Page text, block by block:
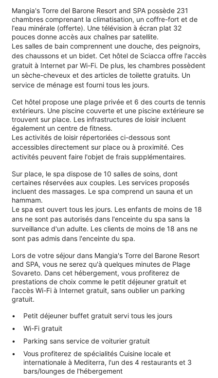
Mangia's Torre del Barone Resort and SPA possède 231
chambres comprenant la climatisation, un coffre-fort et de
l'eau minérale (offerte). Une télévision à écran plat 32
pouces donne accès aux chaînes par satellite.
Les salles de bain comprennent une douche, des peignoirs,
des chaussons et un bidet. Cet hôtel de Sciacca offre l'accès
gratuit à Internet par Wi-Fi. De plus, les chambres possèdent
un sèche-cheveux et des articles de toilette gratuits. Un
service de ménage est fourni tous les jours.
Cet hôtel propose une plage privée et 6 des courts de tennis
extérieurs. Une piscine couverte et une piscine extérieure se
trouvent sur place. Les infrastructures de loisir incluent
également un centre de fitness.
Les activités de loisir répertoriées ci-dessous sont
accessibles directement sur place ou à proximité. Ces
activités peuvent faire l'objet de frais supplémentaires.
Sur place, le spa dispose de 10 salles de soins, dont
certaines réservées aux couples. Les services proposés
incluent des massages. Le spa comprend un sauna et un
hammam.
Le spa est ouvert tous les jours. Les enfants de moins de 18
ans ne sont pas autorisés dans l'enceinte du spa sans la
surveillance d'un adulte. Les clients de moins de 18 ans ne
sont pas admis dans l'enceinte du spa.
Lors de votre séjour dans Mangia's Torre del Barone Resort
and SPA, vous ne serez qu'à quelques minutes de Plage
Sovareto. Dans cet hébergement, vous profiterez de
prestations de choix comme le petit déjeuner gratuit et
l'accès Wi-Fi à Internet gratuit, sans oublier un parking
gratuit.
Petit déjeuner buffet gratuit servi tous les jours
Wi-Fi gratuit
Parking sans service de voiturier gratuit
Vous profiterez de spécialités Cuisine locale et
internationale à Mediterra, l'un des 4 restaurants et 3
bars/lounges de l'hébergement